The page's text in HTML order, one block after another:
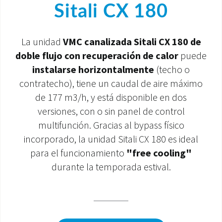
SISTEMAS INTEGRADOS
CONTACTA CON NOSOTROS
MONDE OS
ÁREA DE DESCARGA
Sitali CX 180
La unidad VMC canalizada Sitali CX 180 de
doble flujo con recuperación de calor puede
instalarse horizontalmente (techo o
contratecho), tiene un caudal de aire máximo
de 177 m3/h, y está disponible en dos
versiones, con o sin panel de control
multifunción. Gracias al bypass físico
incorporado, la unidad Sitali CX 180 es ideal
para el funcionamiento "free cooling"
durante la temporada estival.